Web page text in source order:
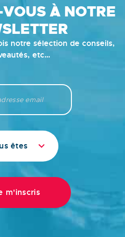
À NOTRE
notre sélection de conseils,
etc…
êtes